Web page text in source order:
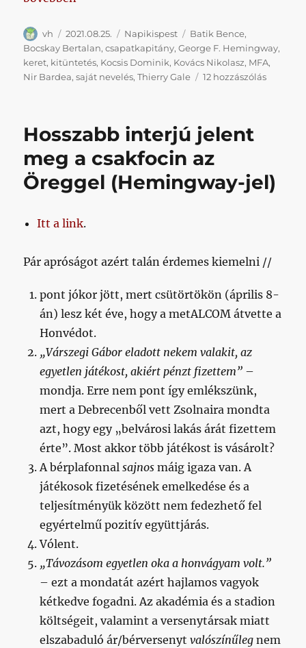
Szerző
vh Közzétéve
2021.08.25. Kategória
Napikispest Címke
Batik Bence,
Bocskay Bertalan,csapatkapitány,George F. Hemingway,
keret, kitüntetés, Kocsis Dominik, Kovács Nikolasz, MFA,
Nir Bardea,saját nevelés,Thierry Gale 12 hozzászólás
Hosszabb interjú jelent
meg a csakfocin az
Öreggel (Hemingway-jel)
Itt a link.
Pár apróságot azért talán érdemes kiemelni //
pont jókor jött, mert csütörtökön (április 8-
án) lesz két éve, hogy a metALCOM átvette a
Honvédot.
„Várszegi Gábor eladott nekem valakit, az
egyetlen játékost, akiért pénzt fizettem” –
mondja. Erre nem pont így emlékszünk,
mert a Debrecenből vett Zsolnaira mondta
azt, hogy egy „belvárosi lakás árát fizettem
érte”. Most akkor több játékost is vásárolt?
A bérplafonnalsajnos máig igaza van. A
játékosok fizetésének emelkedése és a
teljesítményük között nem fedezhető fel
egyértelmű pozitív együttjárás.
Vólent.
„Távozásom egyetlen oka a honvágyam volt.”
– ezt a mondatát azért hajlamos vagyok
kétkedve fogadni. Az akadémia és a stadion
költségeit, valamint a versenytársak miatt
elszabaduló ár/bérversenytvalószínűleg nem